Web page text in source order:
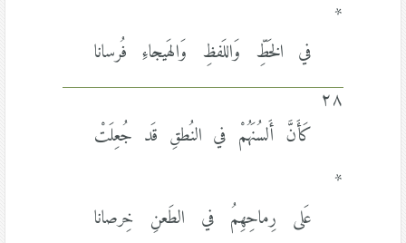
*
في الخَطِّ وَاللَفظِ وَالهَيجاءِ فُرسانا
٢٨
كَأَنَّ أَلسُنَهُمْ في النُطقِ قَد جُعِلَتْ
*
عَلى رِماحِهِمُ في الطَعنِ خِرصانا